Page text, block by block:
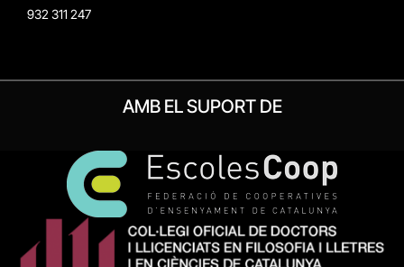
932 311 247
AMB EL SUPORT DE